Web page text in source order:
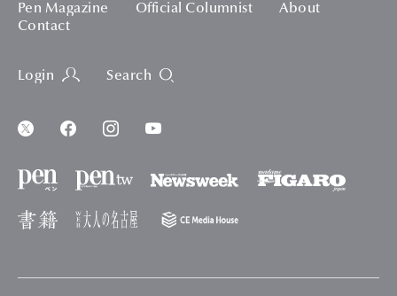
Pen Magazine Official Columnist
About
Contact
Login Search